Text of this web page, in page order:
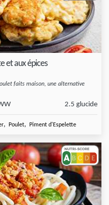
et aux épices
faits maison, une alternative
2.5 glucide
, Poulet, Piment d'Espelette